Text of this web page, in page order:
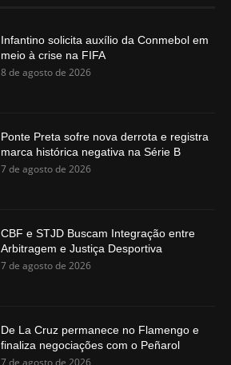
Infantino solicita auxílio da Conmebol em
meio à crise na FIFA
8 de agosto de 2026
Ponte Preta sofre nova derrota e registra
marca histórica negativa na Série B
7 de agosto de 2026
CBF e STJD Buscam Integração entre
Arbitragem e Justiça Desportiva
7 de agosto de 2026
De La Cruz permanece no Flamengo e
finaliza negociações com o Peñarol
7 de agosto de 2026